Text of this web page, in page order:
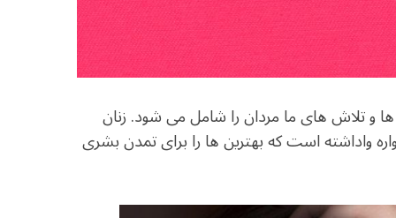
و تلاش های ما مردان را شامل می شود. زنان
واداشته است که بهترین ها را برای تمدن بشری